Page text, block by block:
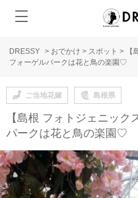
DRESSY > おでかけ > スポット >
フォーゲルパークは花と鳥の楽園♡
ご当地花嫁 島根県
【島根 フォトジェニッ
パークは花と鳥の楽園♡